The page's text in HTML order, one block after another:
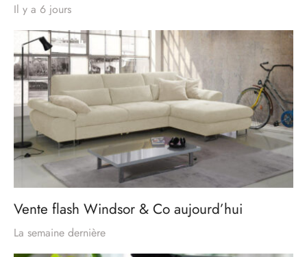
Il y a 6 jours
Vente flash Windsor & Co aujourd’hui
La semaine dernière